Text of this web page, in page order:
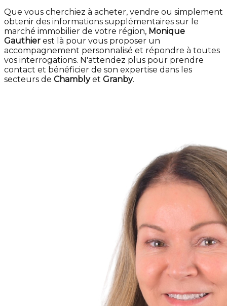
Que vous cherchiez à acheter, vendre ou simplement
obtenir des informations supplémentaires sur le
marché immobilier de votre région, Monique
Gauthier est là pour vous proposer un
accompagnement personnalisé et répondre à toutes
vos interrogations. N'attendez plus pour prendre
contact et bénéficier de son expertise dans les
secteurs de Chamblyet Granby.